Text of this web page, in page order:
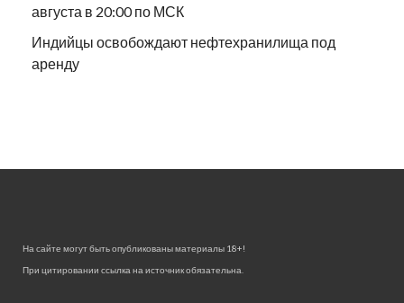
августа в 20:00 по МСК
Индийцы освобождают нефтехранилища под
аренду
На сайте могут быть опубликованы материалы 18+!
При цитировании ссылка на источник обязательна.